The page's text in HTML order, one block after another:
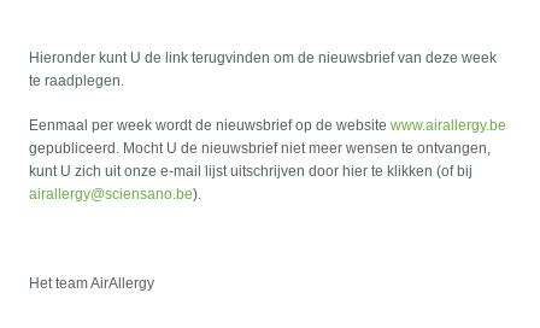
Hieronder kunt U de link terugvinden om de nieuwsbrief van deze week
te raadplegen.
Eenmaal per week wordt de nieuwsbrief op de websitewww.airallergy.be
gepubliceerd. Mocht U de nieuwsbrief niet meer wensen te ontvangen,
kunt U zich uit onze e-mail lijst uitschrijven door hier te klikken (of bij
airallergy@sciensano.be).
Het team AirAllergy